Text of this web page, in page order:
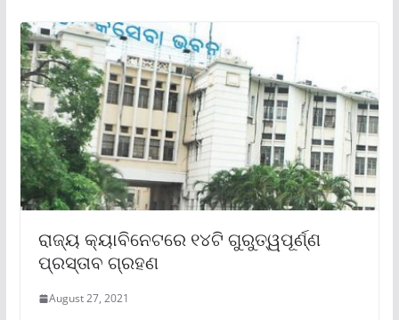
ରାଜ୍ୟ କ୍ୟାବିନେଟରେ ୧୪ଟି ଗୁରୁତ୍ୱପୂର୍ଣ୍ଣ
ପ୍ରସ୍ତାବ ଗ୍ରହଣ
August 27, 2021